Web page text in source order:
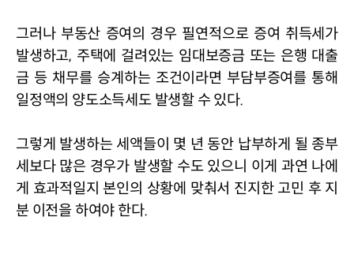
그러나 부동산 증여의 경우 필연적으로 증여 취득세가
발생하고, 주택에 걸려있는 임대보증금 또는 은행 대출
금 등 채무를 승계하는 조건이라면 부담부증여를 통해
일정액의 양도소득세도 발생할 수 있다.
그렇게 발생하는 세액들이 몇 년 동안 납부하게 될 종부
세보다 많은 경우가 발생할 수도 있으니 이게 과연 나에
게 효과적일지 본인의 상황에 맞춰서 진지한 고민 후 지
분 이전을 하여야 한다.